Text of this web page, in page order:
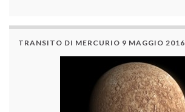
TRANSITO DI MERCURIO 9 MAGGIO 2016